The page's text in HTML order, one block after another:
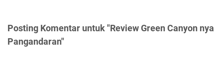
Posting Komentar untuk "Review Green Canyon nya
Pangandaran"